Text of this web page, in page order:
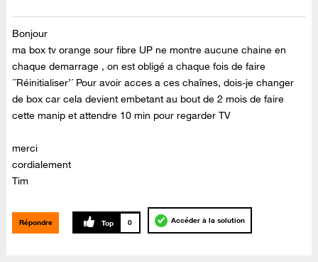
Bonjour
ma box tv orange sour fibre UP ne montre aucune chaine en
chaque demarrage , on est obligé a chaque fois de faire
´´Réinitialiser’´ Pour avoir acces a ces chaînes, dois-je changer
de box car cela devient embetant au bout de 2 mois de faire
cette manip et attendre 10 min pour regarder TV
merci
cordialement
Tim
Répondre 0 Accéder à la solution